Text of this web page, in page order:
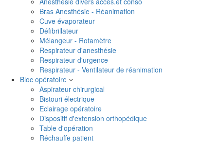
Bras Anesthésie - Réanimation
Cuve évaporateur
Défibrillateur
Mélangeur - Rotamètre
Respirateur d'anesthésie
Respirateur d'urgence
Respirateur - Ventilateur de réanimation
Bloc opératoire
Aspirateur chirurgical
Bistouri électrique
Eclairage opératoire
Dispositif d'extension orthopédique
Table d'opération
Réchauffe patient